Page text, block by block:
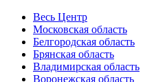
Весь Центр
Московская область
Белгородская область
Брянская область
Владимирская область
Воронежская область